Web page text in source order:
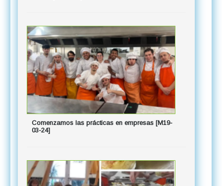
Comenzamos las prácticas en empresas [M19-
03-24]